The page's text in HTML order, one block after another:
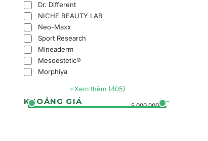
Dr. Different
NICHE BEAUTY LAB
Neo-Maxx
Sport Research
Mineaderm
Mesoestetic®
Morphiya
Xem thêm (405)
KHOẢNG GIÁ
0đ 5.000.000đ+